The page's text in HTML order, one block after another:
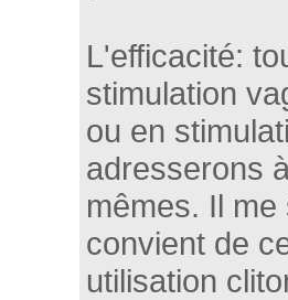
L'efficacité:
stimulation
ou en
adresserons
mêmes. Il
convient de
utilisation